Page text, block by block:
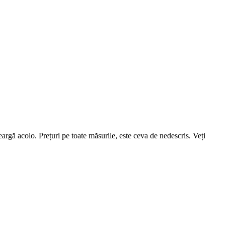
acolo. Prețuri pe toate măsurile, este ceva de nedescris. Veți